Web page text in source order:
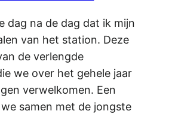
dag na de dag dat ik mijn
van het station. Deze
de verlengde
we over het gehele jaar
verwelkomen. Een
samen met de jongste